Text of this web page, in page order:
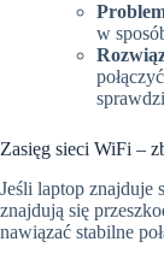
w
Zasięg sieci WiFi –
Jeśli laptop znajduje
znajdują się
nawiązać stabilne